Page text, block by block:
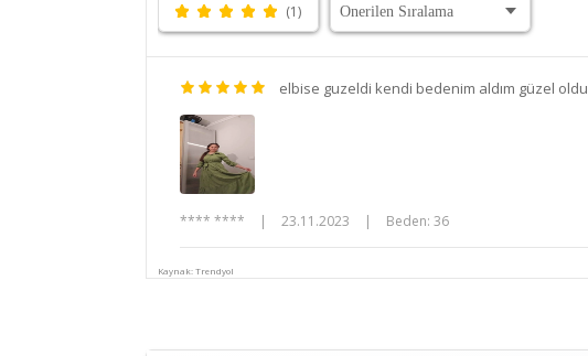
(1)
elbise guzeldi kendi bedenim aldım güzel oldu
**** **** | 23.11.2023 | Beden: 36
Kaynak: Trendyol